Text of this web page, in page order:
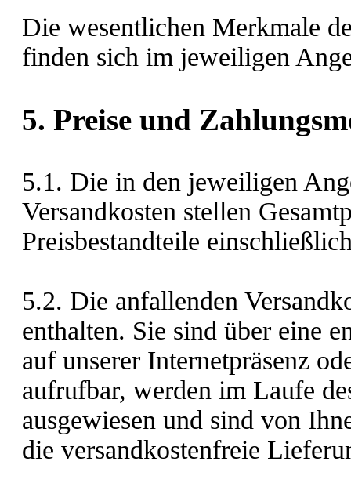
Die wesentlichen Merkmale
finden sich im jeweiligen
5. Preise und
5.1. Die in den jeweiligen
Versandkosten stellen
Preisbestandteile
5.2. Die anfallenden
enthalten. Sie sind über eine
auf unserer Internetpräsenz
aufrufbar, werden im Laufe
ausgewiesen und sind von
die versandkostenfreie